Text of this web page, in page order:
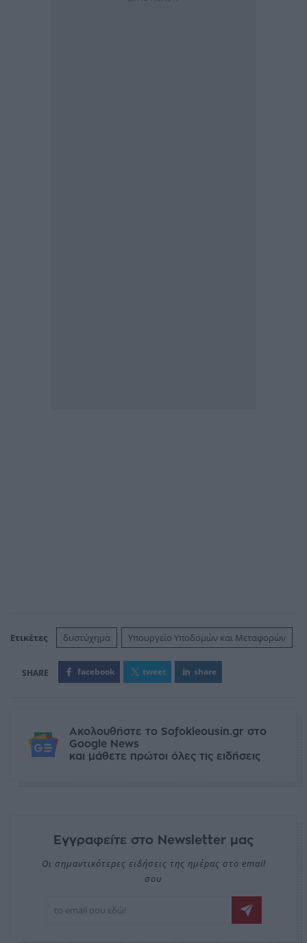
Ετικέτες δυστύχημα Υπουργείο Υποδομών και Μεταφορών
facebook tweet share
Ακολουθήστε το Sofokleousin.gr στο
Google News
και μάθετε πρώτοι όλες τις ειδήσεις
Εγγραφείτε στο Newsletter μας
Οι σημαντικότερες ειδήσεις της ημέρας στο email
σου